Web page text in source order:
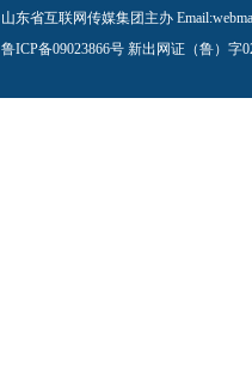
山东省互联网传媒集团主办 Email:
鲁ICP备09023866号 新出网证（鲁）字